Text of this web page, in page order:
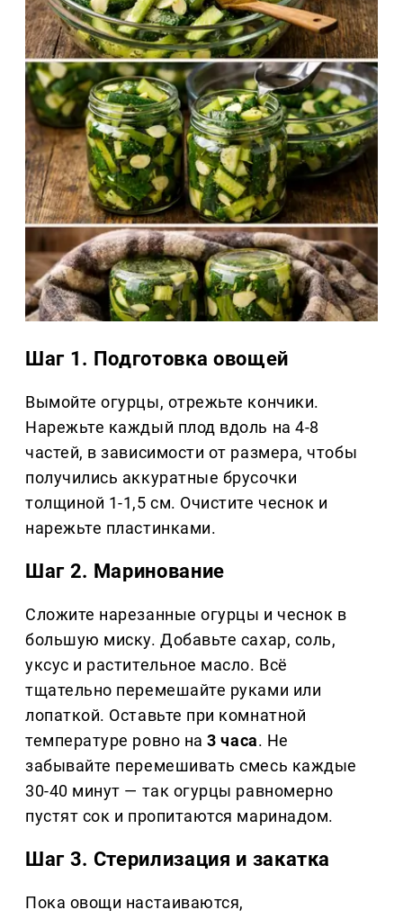
Шаг 1. Подготовка овощей
Вымойте огурцы, отрежьте кончики.
Нарежьте каждый плод вдоль на 4-8
частей, в зависимости от размера, чтобы
получились аккуратные брусочки
толщиной 1-1,5 см. Очистите чеснок и
нарежьте пластинками.
Шаг 2. Маринование
Сложите нарезанные огурцы и чеснок в
большую миску. Добавьте сахар, соль,
уксус и растительное масло. Всё
тщательно перемешайте руками или
лопаткой. Оставьте при комнатной
температуре ровно на3 часа. Не
забывайте перемешивать смесь каждые
30-40 минут — так огурцы равномерно
пустят сок и пропитаются маринадом.
Шаг 3. Стерилизация и закатка
Пока овощи настаиваются,